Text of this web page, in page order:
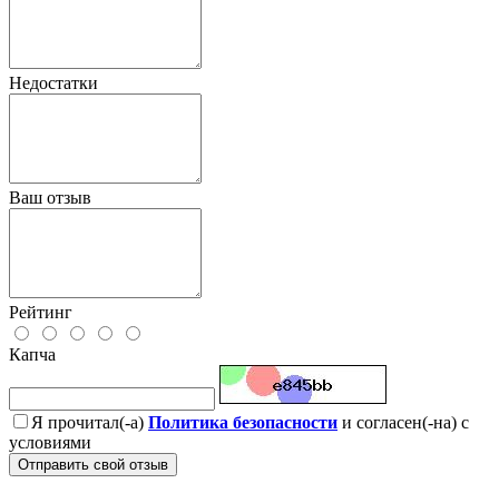
Недостатки
Ваш отзыв
Рейтинг
Капча
Я прочитал(-а) Политика безопасности и согласен(-на) с
условиями
Отправить свой отзыв